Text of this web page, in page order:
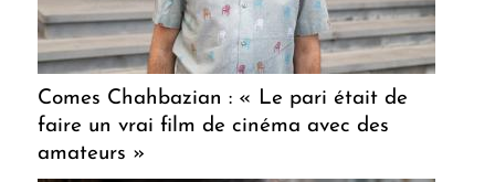
Comes Chahbazian : « Le pari était de
faire un vrai film de cinéma avec des
amateurs »